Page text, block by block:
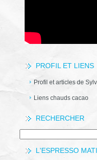
PROFIL ET LIENS
Profil et articles de
Liens chauds cacao
RECHERCHER
L'ESPRESSO